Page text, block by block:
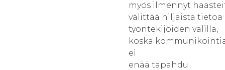
myös ilmennyt
välittää hiljaista tietoa
työntekijöiden välillä,
koska
ei
enää tapahdu